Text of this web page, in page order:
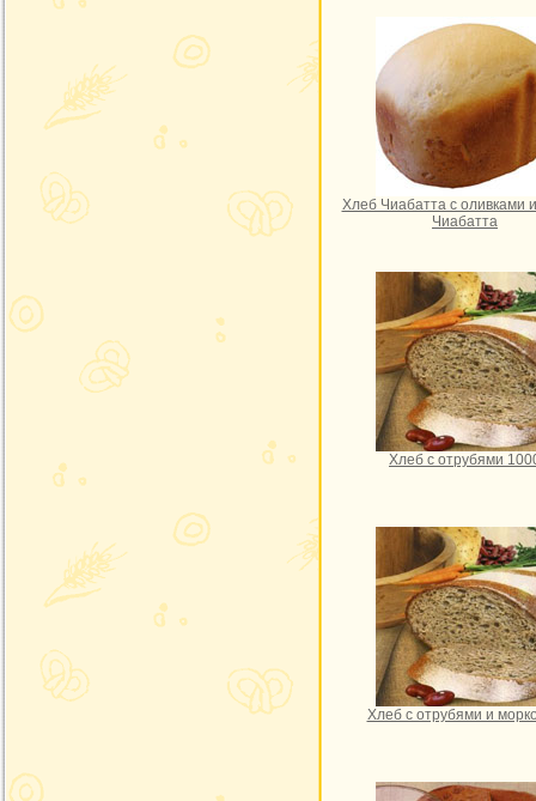
Хлеб Чиабатта с оливками
Чиабатта
Хлеб с отрубями
Хлеб с отрубями и